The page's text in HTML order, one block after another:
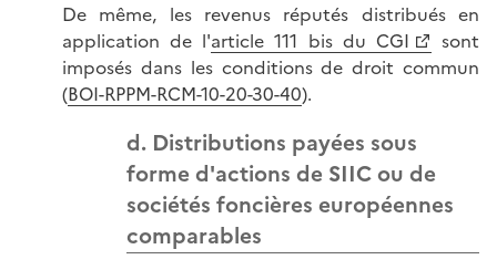
De même, les revenus réputés distribués en
application de l'article 111 bis du CGI
sont
imposés dans les conditions de droit commun
(BOI-RPPM-RCM-10-20-30-40).
d. Distributions payées sous
forme d'actions de SIIC ou de
sociétés foncières européennes
comparables